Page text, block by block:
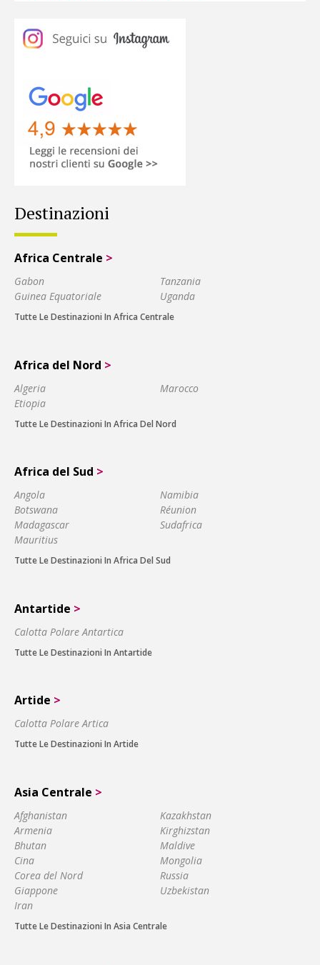
Destinazioni
Africa Centrale >
Gabon
Guinea Equatoriale
Tanzania
Uganda
Tutte Le Destinazioni In Africa Centrale
Africa del Nord >
Algeria
Etiopia
Marocco
Tutte Le Destinazioni In Africa Del Nord
Africa del Sud >
Angola
Botswana
Madagascar
Mauritius
Namibia
Réunion
Sudafrica
Tutte Le Destinazioni In Africa Del Sud
Antartide >
Calotta Polare Antartica
Tutte Le Destinazioni In Antartide
Artide >
Calotta Polare Artica
Tutte Le Destinazioni In Artide
Asia Centrale >
Afghanistan
Armenia
Bhutan
Cina
Corea del Nord
Giappone
Iran
Kazakhstan
Kirghizstan
Maldive
Mongolia
Russia
Uzbekistan
Tutte Le Destinazioni In Asia Centrale